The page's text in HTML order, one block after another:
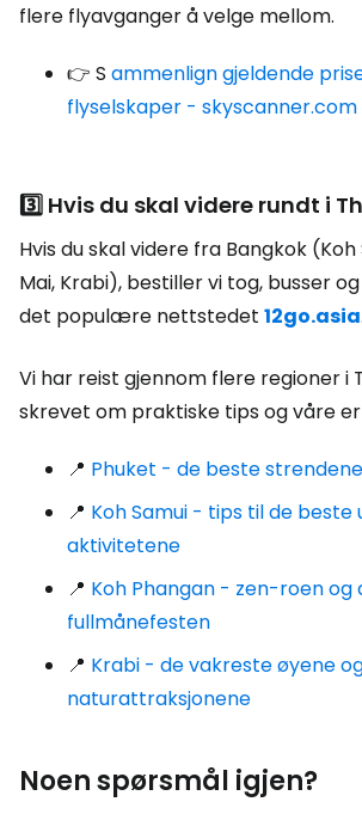
flere flyavganger å velge mellom.
👉 S ammenlign gjeldende
flyselskaper - skyscanner.com
3️⃣ Hvis du skal videre rundt i
Hvis du skal videre fra Bangkok (Koh
Mai, Krabi), bestiller vi tog, busser
det populære nettstedet 12go.asia.
Vi har reist gjennom flere regioner i
skrevet om praktiske tips og våre
📍 Phuket - de beste strendene
📍 Koh Samui - tips til de
aktivitetene
📍 Koh Phangan - zen-roen og
fullmånefesten
📍 Krabi - de vakreste øyene
naturattraksjonene
Noen spørsmål igjen?